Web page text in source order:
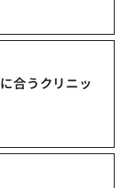
合うクリニッ